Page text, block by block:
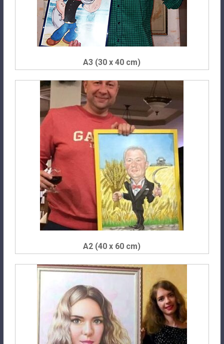
A3 (30 x 40 cm)
A2 (40 x 60 cm)